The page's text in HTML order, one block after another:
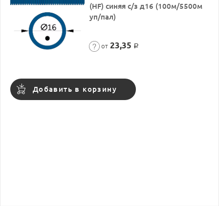
(HF) синяя с/з д16 (100м/5500м
уп/пал)
от 23,35 Р
Добавить в корзину